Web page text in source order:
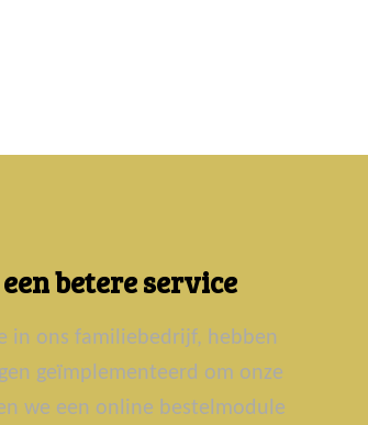
betere service
in ons familiebedrijf, hebben
geïmplementeerd om onze
we een online bestelmodule